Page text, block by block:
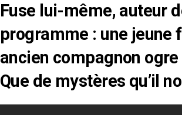
Fuse lui-même, auteur
programme : une jeune
ancien compagnon
Que de mystères qu’il